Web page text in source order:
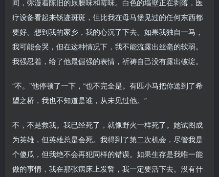
间，弥漫着陈旧的尿臊味和霉味。白色的墙壁正在剥落，医
疗设备看起来锈迹斑斑，但比我在母马堡见过的任何东西都
要好。想到我的家乡，我的心沉了下去。如果我独自一马，
我可能会哭，但在这种情况下，我不能流露出丝毫的软弱。
我强忍着，给了他最倔强的表情，祈祷自己没有露出破绽。
“不。”他停顿了一下，“也不完全是。有匹小马把你送到了希
望之桥，我也不知道是谁，从未见过他。”
不，不是救我。我已经死了，就像野火一样死了。她试图成
为英雄，但英雄总是会死。我得到了第二次机会，尽管我是
个傻瓜，但我绝不会再犯同样的错误。如果生存是我唯一能
做的事情，我在那张病床上发誓，我一定要活下去。没有什